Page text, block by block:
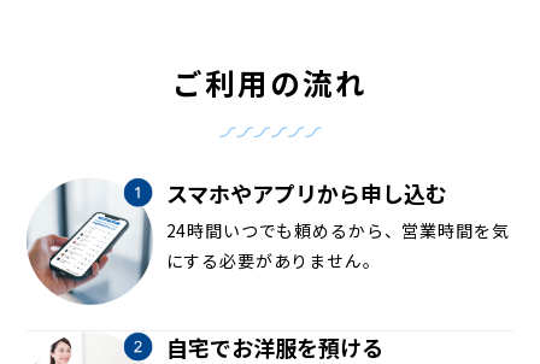
ご利用の流れ
スマホやアプリから申し込む
24時間いつでも頼めるから、営業時間を気
にする必要がありません。
自宅でお洋服を預ける